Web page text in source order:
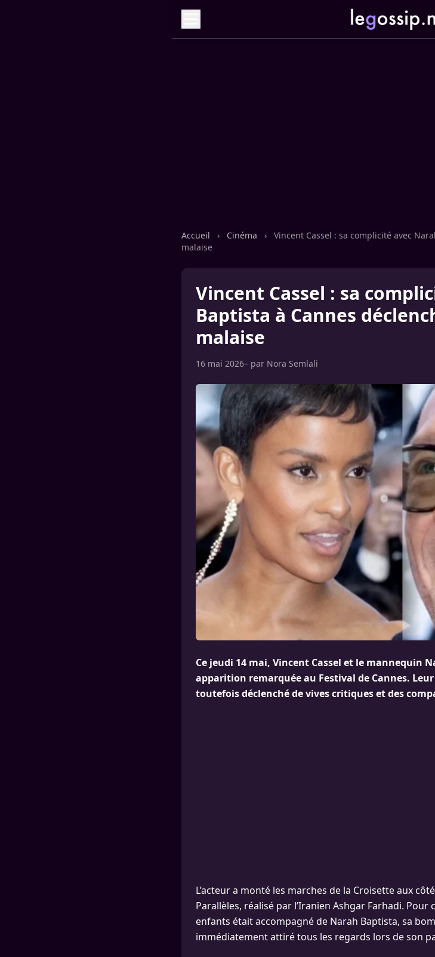
Accueil › Cinéma ›
Vincent Cassel : sa complicité avec
malaise
Vincent Cassel : sa
Baptista à Cannes
malaise
16 mai 2026– par Nora Semlali
Ce jeudi 14 mai, Vincent Cassel et le mannequin
apparition remarquée au Festival de Cannes.
toutefois déclenché de vives critiques et des
L’acteur a monté les marches de la Croisette aux
Parallèles, réalisé par l’Iranien Ashgar Farhadi.
enfants était accompagné de Narah Baptista, sa
immédiatement attiré tous les regards lors de son